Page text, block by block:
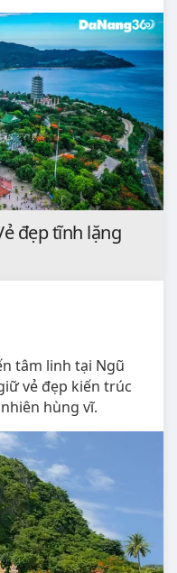
đẹp tĩnh lặng
tâm linh tại Ngũ
vẻ đẹp kiến trúc
hùng vĩ.